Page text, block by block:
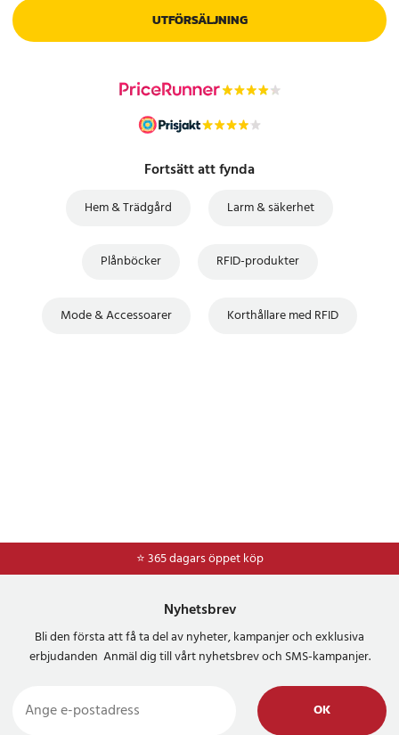
UTFÖRSÄLJNING
Fortsätt att fynda
Hem & Trädgård Larm & säkerhet
Plånböcker RFID-produkter
Mode & Accessoarer Korthållare med RFID
⭐ 365 dagars öppet köp
⭐Frakt 49kr *
Nyhetsbrev
Bli den första att få ta del av nyheter, kampanjer och exklusiva
erbjudanden Anmäl dig till vårt nyhetsbrev och SMS-kampanjer.
OK